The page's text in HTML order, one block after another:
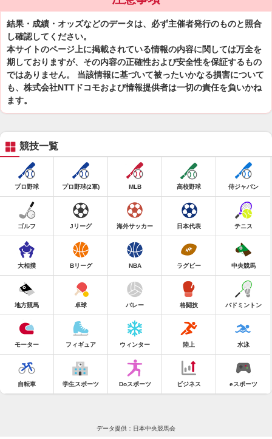
結果・成績・オッズなどのデータは、必ず主催者発行のものと照合
し確認してください。
本サイトのページ上に掲載されている情報の内容に関しては万全を
期しておりますが、その内容の正確性および安全性を保証するもの
ではありません。 当該情報に基づいて被ったいかなる損害について
も、株式会社NTTドコモおよび情報提供者は一切の責任を負いかね
ます。
競技一覧
プロ野球 プロ野球(2軍) MLB 高校野球 侍ジャパン
ゴルフ Jリーグ 海外サッカー 日本代表 テニス
大相撲 Bリーグ NBA ラグビー 中央競馬
地方競馬 卓球 バレー 格闘技 バドミントン
モーター フィギュア ウィンター 陸上 水泳
自転車 学生スポーツ Doスポーツ ビジネス eスポーツ
データ提供：日本中央競馬会